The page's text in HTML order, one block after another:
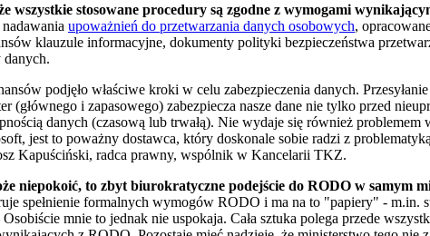
wszystkie stosowane procedury są zgodne z wymogami
upoważnień do przetwarzania danych osobowych,
klauzule informacyjne, dokumenty polityki bezpieczeństwa
danych.
podjęło właściwe kroki w celu zabezpieczenia danych.
(głównego i zapasowego) zabezpiecza nasze dane nie tylko przed
danych (czasową lub trwałą). Nie wydaje się również problemem
jest to poważny dostawca, który doskonale sobie radzi z
Kapuściński, radca prawny, wspólnik w Kancelarii TKZ.
niepokoić, to zbyt biurokratyczne podejście do RODO w samym
spełnienie formalnych wymogów RODO i ma na to "papiery" - m.in.
mnie to jednak nie uspokaja. Cała sztuka polega przede